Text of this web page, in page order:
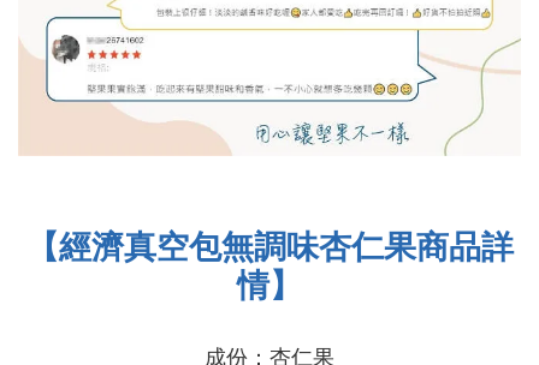
【經濟真空包無調味杏仁果商品詳
情】
成份：杏仁果